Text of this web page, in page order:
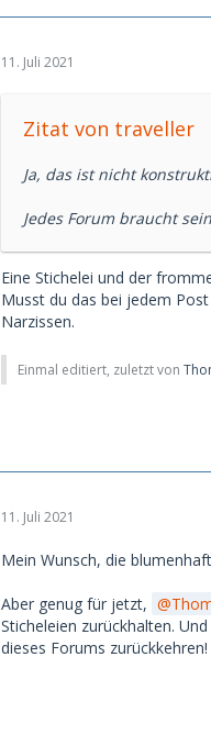
11. Juli 2021
Zitat von traveller
Ja, das ist nicht
Jedes Forum braucht
Eine Stichelei und der
Musst du das bei jedem
Narzissen.
Einmal editiert, zuletzt von
11. Juli 2021
Mein Wunsch, die
Aber genug für jetzt,
Sticheleien zurückhalten.
dieses Forums zurückkehren!